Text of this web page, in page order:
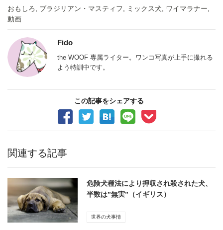
おもしろ, ブラジリアン・マスティフ, ミックス犬, ワイマラナー,
動画
Fido
the WOOF 専属ライター。ワンコ写真が上手に撮れる
よう特訓中です。
この記事をシェアする
関連する記事
危険犬種法により押収され殺された犬、
半数は”無実”（イギリス）
世界の犬事情